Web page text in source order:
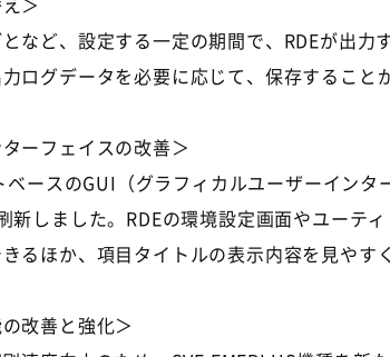
など、設定する一定の期間で、RDEが出
ログデータを必要に応じて、保存すること
ーフェイスの改善＞
ースのGUI（グラフィカルユーザーイン
しました。RDEの環境設定画面やユーテ
るほか、項目タイトルの表示内容を見やす
改善と強化＞